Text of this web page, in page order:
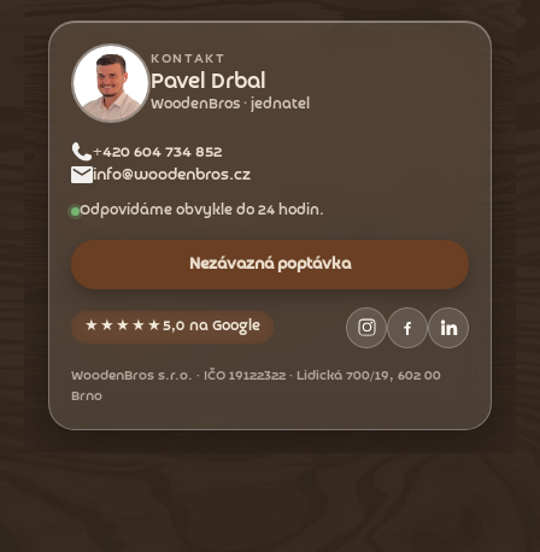
KONTAKT
Pavel Drbal
WoodenBros · jednatel
+420 604 734 852
info@woodenbros.cz
Odpovídáme obvykle do 24 hodin.
Nezávazná poptávka
★★★★★5,0 na Google
WoodenBros s.r.o. · IČO 19122322 · Lidická 700/19, 602 00
Brno